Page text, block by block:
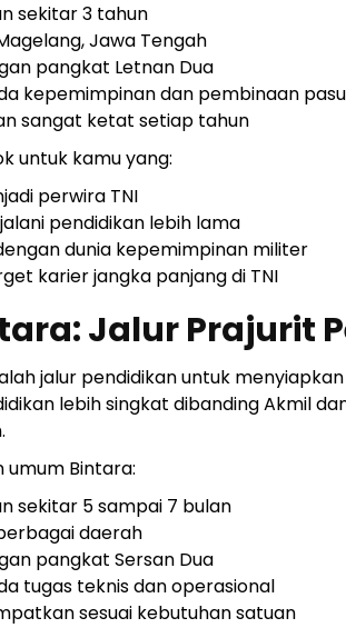
sekitar 3 tahun
Jawa Tengah
pangkat Letnan Dua
kepemimpinan dan pembinaan
sangat ketat setiap tahun
untuk kamu yang:
perwira TNI
pendidikan lebih lama
dunia kepemimpinan militer
karier jangka panjang di TNI
Jalur Prajurit
jalur pendidikan untuk
lebih singkat dibanding Akmil
Bintara:
sekitar 5 sampai 7 bulan
daerah
pangkat Sersan Dua
tugas teknis dan operasional
sesuai kebutuhan satuan